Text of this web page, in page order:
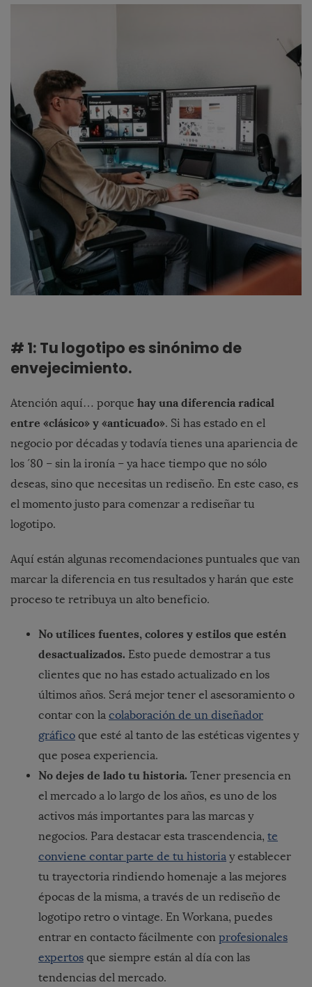
# 1: Tu logotipo es sinónimo de
envejecimiento.
Atención aquí… porque hay una diferencia radical
entre «clásico» y «anticuado». Si has estado en el
negocio por décadas y todavía tienes una apariencia de
los ´80 – sin la ironía – ya hace tiempo que no sólo
deseas, sino que necesitas un rediseño. En este caso, es
el momento justo para comenzar a rediseñar tu
logotipo.
Aquí están algunas recomendaciones puntuales que van
marcar la diferencia en tus resultados y harán que este
proceso te retribuya un alto beneficio.
No utilices fuentes, colores y estilos que estén
desactualizados. Esto puede demostrar a tus
clientes que no has estado actualizado en los
últimos años. Será mejor tener el asesoramiento o
contar con la colaboración de un diseñador
gráfico que esté al tanto de las estéticas vigentes y
que posea experiencia.
No dejes de lado tu historia. Tener presencia en
el mercado a lo largo de los años, es uno de los
activos más importantes para las marcas y
negocios. Para destacar esta trascendencia, te
conviene contar parte de tu historia y establecer
tu trayectoria rindiendo homenaje a las mejores
épocas de la misma, a través de un rediseño de
logotipo retro o vintage. En Workana, puedes
entrar en contacto fácilmente con profesionales
expertos que siempre están al día con las
tendencias del mercado.